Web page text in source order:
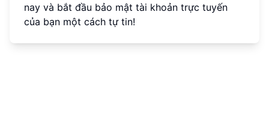
nay và bắt đầu bảo mật tài khoản trực tuyến
của bạn một cách tự tin!